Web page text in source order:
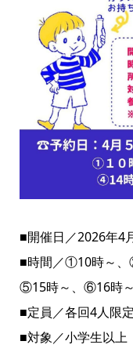
■開催日／2026年4
■時間／①10時～
⑤15時～、⑥16時～
■定員／各回4人限定
■対象／小学生以上